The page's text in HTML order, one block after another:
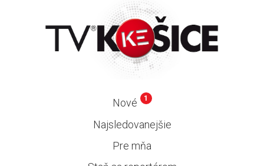
Nové 1
Najsledovanejšie
Pre mňa